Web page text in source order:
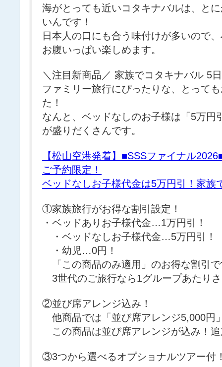
海がとっても近いコタキナバルは、と
いんです！
日本人の口にも合う味付けが多いので
お腹いっぱい楽しめます。
＼注目新商品／ 家族でコタキナバル 5
ファミリー旅行にぴったりな、とって
た！
なんと、ベッドなしのお子様は「5万円
が盛りだくさんです。
【松山空港発着】■SSSファイナル
ご予約限定！
ベッドなしお子様代金は5万円引！家族
①家族旅行がお得な割引設定！
・ベッドありお子様代金…1万円引！
・ベッドなしお子様代金…5万円引！
・幼児…0円！
「この商品のみ適用」のお得な割引
3世代のご旅行なら1グループあたり
②並び席アレンジ込み！
他商品では「並び席アレンジ5,000円
この商品は並び席アレンジが込み！
③3つから選べるオプショナルツアー付